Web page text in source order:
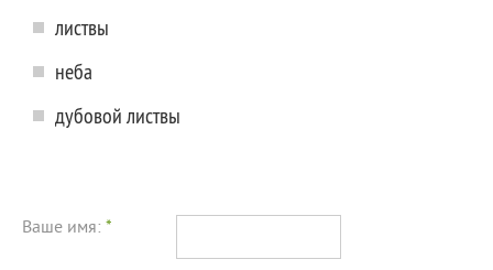
листвы
неба
дубовой листвы
Ваше имя: *